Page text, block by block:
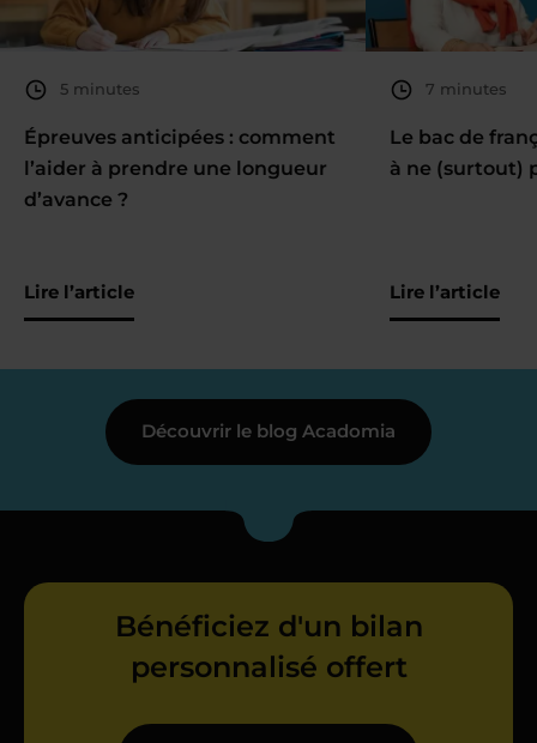
5 minutes
Épreuves anticipées : comment
l’aider à prendre une longueur
d’avance ?
Lire l’article
7 minutes
Le bac de
à ne (surtout)
Lire l’article
Découvrir le blog Acadomia
Bénéficiez d'un bilan
personnalisé offert